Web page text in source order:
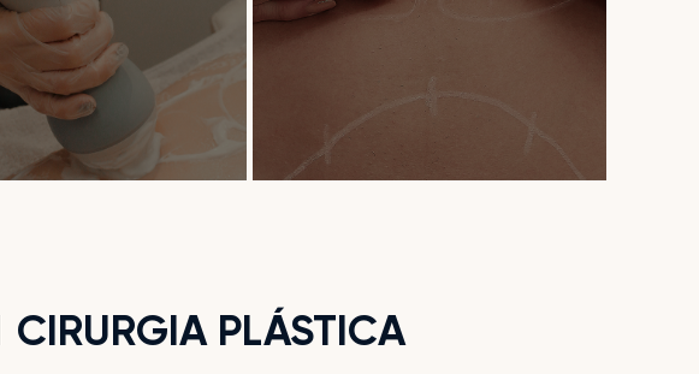
CIRURGIA PLÁSTICA